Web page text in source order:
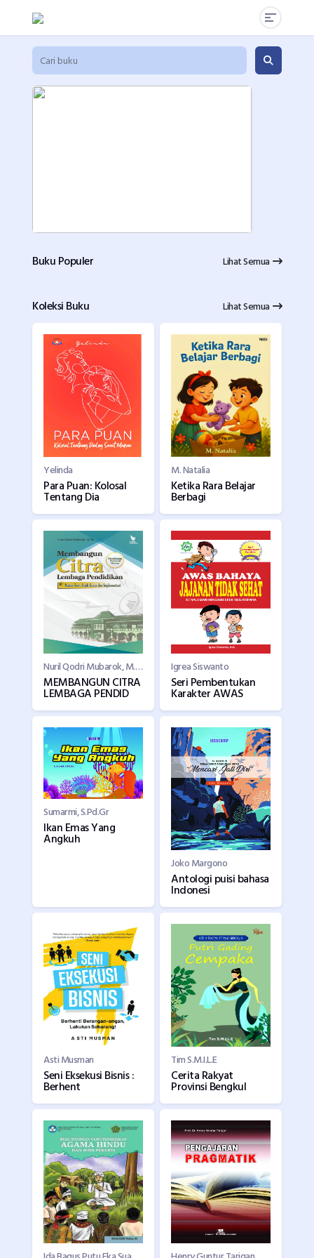
Buku Populer Lihat Semua
Koleksi Buku Lihat Semua
Yelinda
Para Puan: Kolosal
Tentang Dia
M. Natalia
Ketika Rara Belajar
Berbagi
Nuril Qodri Mubarok, M. Pd.
MEMBANGUN CITRA
LEMBAGA PENDID
Igrea Siswanto
Seri Pembentukan
Karakter AWAS
Sumarmi, S.Pd.Gr
Ikan Emas Yang
Angkuh
Joko Margono
Antologi puisi bahasa
Indonesi
Asti Musman
Seni Eksekusi Bisnis :
Berhent
Tim S.M.I.L.E
Cerita Rakyat
Provinsi Bengkul